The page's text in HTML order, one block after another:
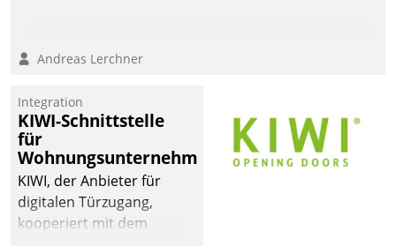
Andreas Lerchner
Integration
KIWI-Schnittstelle
für
Wohnungsunternehmen
KIWI, der Anbieter für
digitalen Türzugang,
kooperiert mit dem